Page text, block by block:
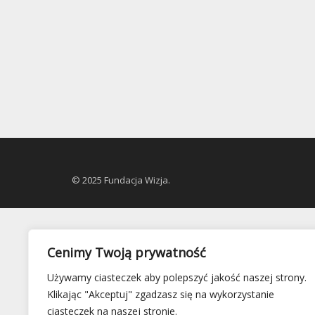
Cenimy Twoją prywatność
Używamy ciasteczek aby polepszyć jakość naszej strony.
Klikając "Akceptuj" zgadzasz się na wykorzystanie
ciasteczek na naszej stronie.
© 2025 Fundacja Wizja.